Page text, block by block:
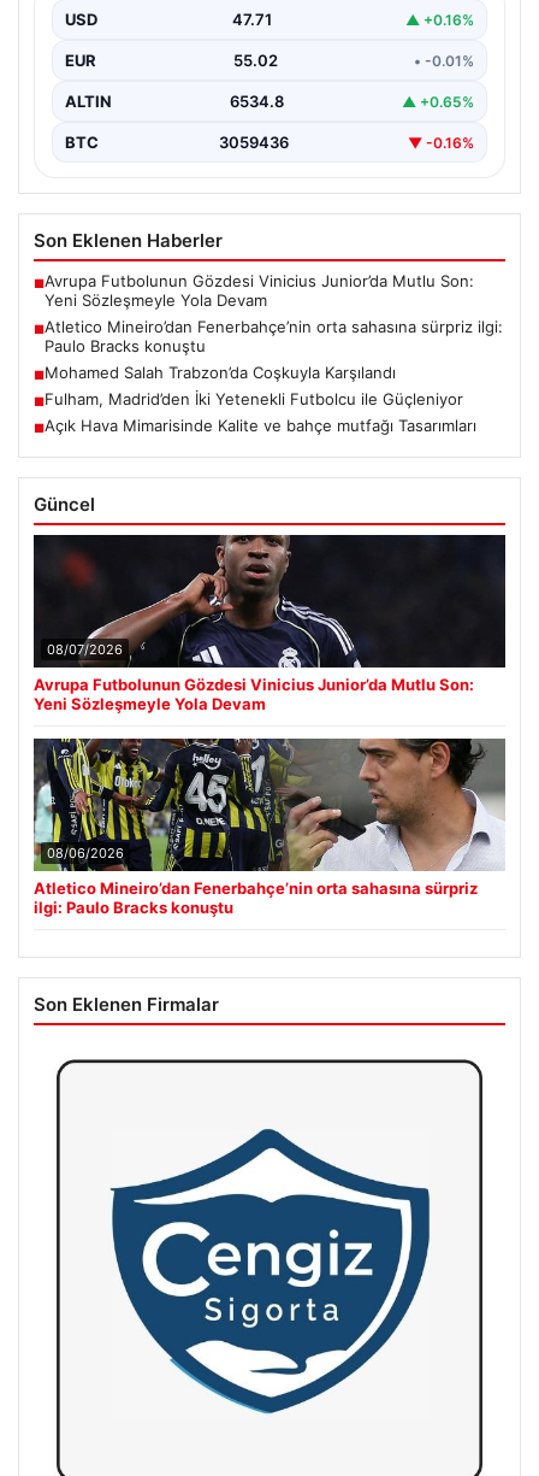
Atletico Mineiro cephesinden Fenerbahçe'nin orta saha
USD 47.71 ▲ +0.16%
EUR 55.02 • -0.01%
ALTIN 6534.8 ▲ +0.65%
BTC 3059436 ▼ -0.16%
Son Eklenen Haberler
■Avrupa Futbolunun Gözdesi Vinicius Junior’da Mutlu Son:
Yeni Sözleşmeyle Yola Devam
■Atletico Mineiro’dan Fenerbahçe’nin orta sahasına sürpriz ilgi:
Paulo Bracks konuştu
■Mohamed Salah Trabzon’da Coşkuyla Karşılandı
■Fulham, Madrid’den İki Yetenekli Futbolcu ile Güçleniyor
■Açık Hava Mimarisinde Kalite ve bahçe mutfağı Tasarımları
Güncel
08/07/2026
Avrupa Futbolunun Gözdesi Vinicius Junior’da Mutlu Son:
Yeni Sözleşmeyle Yola Devam
08/06/2026
Atletico Mineiro’dan Fenerbahçe’nin orta sahasına sürpriz
ilgi: Paulo Bracks konuştu
Son Eklenen Firmalar